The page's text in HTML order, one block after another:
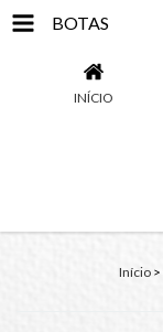
BOTAS
INÍCIO
Início >